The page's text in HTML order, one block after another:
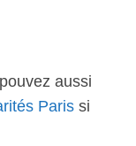
aussi
Paris si